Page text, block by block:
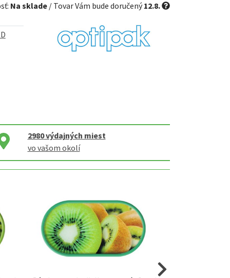
Na sklade / Tovar Vám bude doručený12.8.
2980výdajných miest
vo vašom okolí